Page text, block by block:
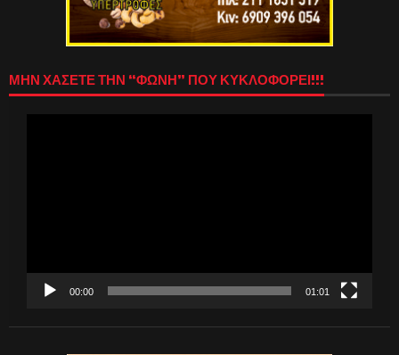
ΜΗΝ ΧΑΣΕΤΕ ΤΗΝ “ΦΩΝΗ” ΠΟΥ ΚΥΚΛΟΦΟΡΕΙ!!!
00:00 01:01